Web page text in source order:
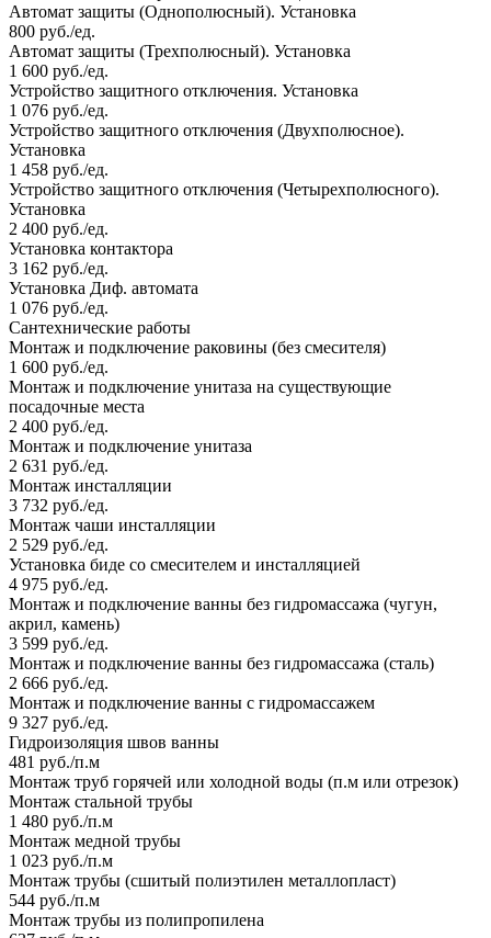
Автомат защиты (Однополюсный). Установка
800 руб./ед.
Автомат защиты (Трехполюсный). Установка
1 600 руб./ед.
Устройство защитного отключения. Установка
1 076 руб./ед.
Устройство защитного отключения (Двухполюсное).
Установка
1 458 руб./ед.
Устройство защитного отключения (Четырехполюсного).
Установка
2 400 руб./ед.
Установка контактора
3 162 руб./ед.
Установка Диф. автомата
1 076 руб./ед.
Сантехнические работы
Монтаж и подключение раковины (без смесителя)
1 600 руб./ед.
Монтаж и подключение унитаза на существующие
посадочные места
2 400 руб./ед.
Монтаж и подключение унитаза
2 631 руб./ед.
Монтаж инсталляции
3 732 руб./ед.
Монтаж чаши инсталляции
2 529 руб./ед.
Установка биде со смесителем и инсталляцией
4 975 руб./ед.
Монтаж и подключение ванны без гидромассажа (чугун,
акрил, камень)
3 599 руб./ед.
Монтаж и подключение ванны без гидромассажа (сталь)
2 666 руб./ед.
Монтаж и подключение ванны с гидромассажем
9 327 руб./ед.
Гидроизоляция швов ванны
481 руб./п.м
Монтаж труб горячей или холодной воды (п.м или отрезок)
Монтаж стальной трубы
1 480 руб./п.м
Монтаж медной трубы
1 023 руб./п.м
Монтаж трубы (сшитый полиэтилен металлопласт)
544 руб./п.м
Монтаж трубы из полипропилена